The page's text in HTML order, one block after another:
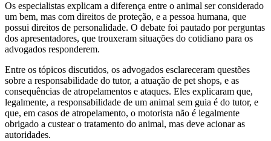
Os especialistas explicam a diferença entre o animal ser considerado
um bem, mas com direitos de proteção, e a pessoa humana, que
possui direitos de personalidade. O debate foi pautado por perguntas
dos apresentadores, que trouxeram situações do cotidiano para os
advogados responderem.
Entre os tópicos discutidos, os advogados esclareceram questões
sobre a responsabilidade do tutor, a atuação de pet shops, e as
consequências de atropelamentos e ataques. Eles explicaram que,
legalmente, a responsabilidade de um animal sem guia é do tutor, e
que, em casos de atropelamento, o motorista não é legalmente
obrigado a custear o tratamento do animal, mas deve acionar as
autoridades.